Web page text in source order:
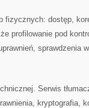
fizycznych: dostęp,
profilowanie pod
sprawdzenia
Serwis
kryptografia,